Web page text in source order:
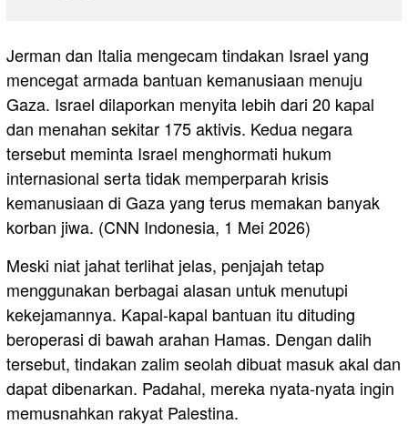
Jerman dan Italia mengecam tindakan Israel yang
mencegat armada bantuan kemanusiaan menuju
Gaza. Israel dilaporkan menyita lebih dari 20 kapal
dan menahan sekitar 175 aktivis. Kedua negara
tersebut meminta Israel menghormati hukum
internasional serta tidak memperparah krisis
kemanusiaan di Gaza yang terus memakan banyak
korban jiwa. (CNN Indonesia, 1 Mei 2026)
Meski niat jahat terlihat jelas, penjajah tetap
menggunakan berbagai alasan untuk menutupi
kekejamannya. Kapal-kapal bantuan itu dituding
beroperasi di bawah arahan Hamas. Dengan dalih
tersebut, tindakan zalim seolah dibuat masuk akal dan
dapat dibenarkan. Padahal, mereka nyata-nyata ingin
memusnahkan rakyat Palestina.